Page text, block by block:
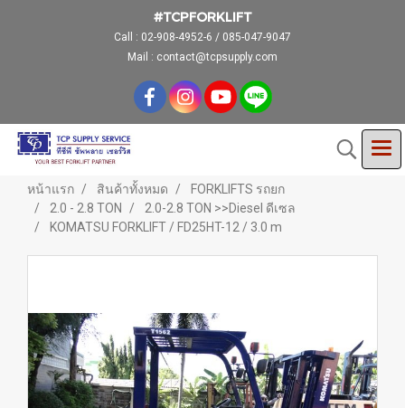
#TCPFORKLIFT
Call : 02-908-4952-6 / 085-047-9047
Mail : contact@tcpsupply.com
หน้าแรก สินค้าทั้งหมด
FORKLIFTS รถยก
2.0 - 2.8 TON
2.0-2.8 TON >>Diesel ดีเซล
KOMATSU FORKLIFT / FD25HT-12 / 3.0 m